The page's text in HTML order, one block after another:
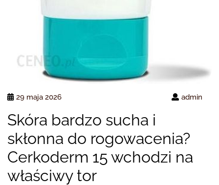
29 maja 2026 admin
Skóra bardzo sucha i
skłonna do rogowacenia?
Cerkoderm 15 wchodzi na
właściwy tor